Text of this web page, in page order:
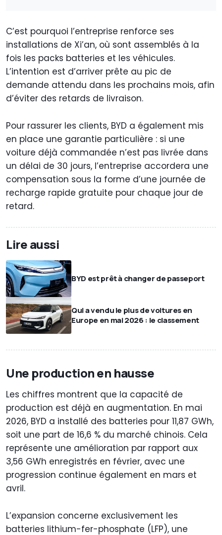
C’est pourquoi l’entreprise renforce ses
installations de Xi’an, où sont assemblés à la
fois les packs batteries et les véhicules.
L’intention est d’arriver prête au pic de
demande attendu dans les prochains mois, afin
d’éviter des retards de livraison.
Pour rassurer les clients, BYD a également mis
en place une garantie particulière : si une
voiture déjà commandée n’est pas livrée dans
un délai de 30 jours, l’entreprise accordera une
compensation sous la forme d’une journée de
recharge rapide gratuite pour chaque jour de
retard.
Lire aussi
BYD est prêt à changer de passeport
Qui a vendu le plus de voitures en
Europe en mai 2026 : le classement
Une production en hausse
Les chiffres montrent que la capacité de
production est déjà en augmentation. En mai
2026, BYD a installé des batteries pour 11,87 GWh,
soit une part de 16,6 % du marché chinois. Cela
représente une amélioration par rapport aux
3,56 GWh enregistrés en février, avec une
progression continue également en mars et
avril.
L’expansion concerne exclusivement les
batteries lithium-fer-phosphate (LFP), une